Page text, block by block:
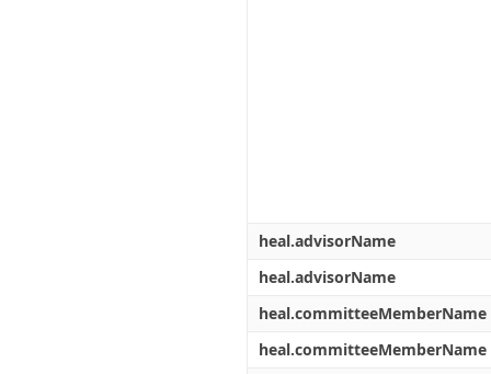
heal.advisorName
heal.advisorName
heal.committeeMemberName
heal.committeeMemberName